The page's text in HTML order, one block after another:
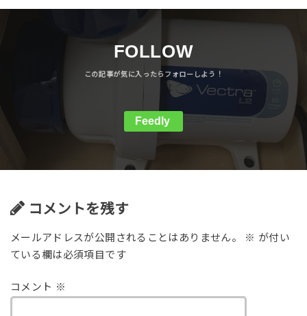
FOLLOW
Feedly
コメントを残す
メールアドレスが公開されることはありません。 ※ が付い
ている欄は必須項目です
コメント ※